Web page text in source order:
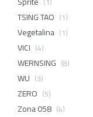
TSING TAO (1)
Vegetalina (1)
VICI (4)
WERNSING (8)
WU (3)
ZERO (5)
Zona 058 (4)